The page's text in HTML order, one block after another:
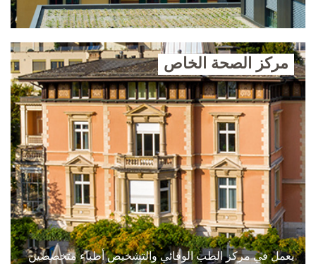
مركز الصحة الخاص
يعمل في مركز الطب الوقائي والتشخيص أطباء متخصصين